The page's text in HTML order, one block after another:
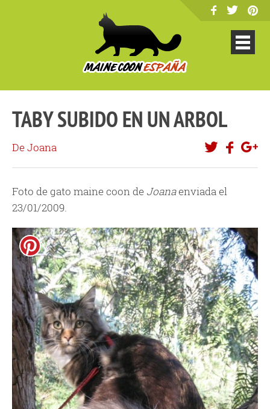
TABY SUBIDO EN UN ARBOL
De Joana
Foto de gato maine coon de Joanaenviada el
23/01/2009.